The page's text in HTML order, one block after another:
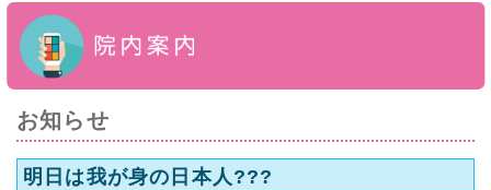
お知らせ
明日は我が身の日本人???